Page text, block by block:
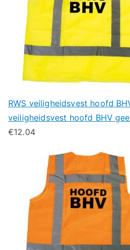
RWS veiligheidsvest hoofd
veiligheidsvest hoofd BHV
€12.04